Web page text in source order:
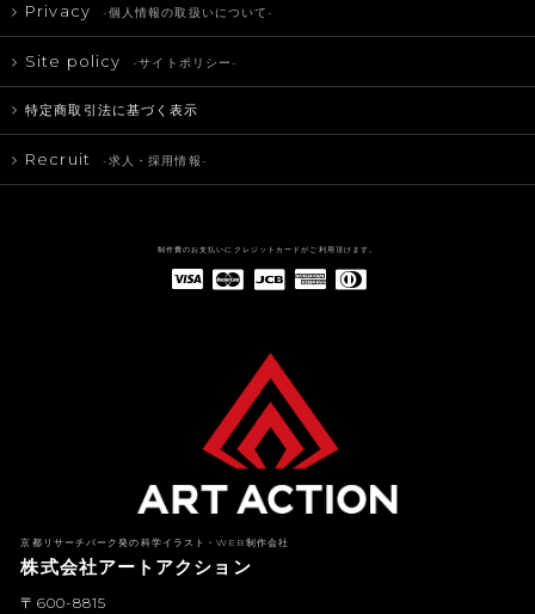
Privacy -個人情報の取扱いについて-
Site policy -サイトポリシー-
特定商取引法に基づく表示
Recruit -求人・採用情報-
制作費のお支払いにクレジットカードがご利用頂けます。
京都リサーチパーク発の科学イラスト・WEB制作会社
株式会社アートアクション
〒600-8815